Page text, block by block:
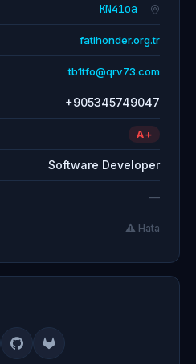
KN41oa
fatihonder.org.tr
tb1tfo@qrv73.com
+905345749047
A+
Software Developer
—
⚠️ Hata